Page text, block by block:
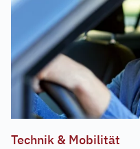
Technik & Mobilität